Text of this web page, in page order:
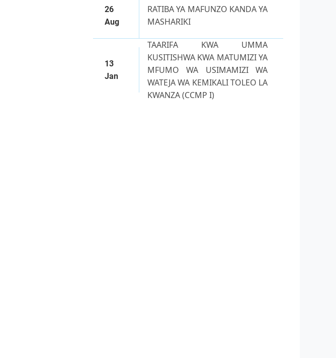
26
Aug
RATIBA YA MAFUNZO KANDA YA
MASHARIKI
13
Jan
TAARIFA KWA UMMA
KUSITISHWA KWA MATUMIZI YA
MFUMO WA USIMAMIZI WA
WATEJA WA KEMIKALI TOLEO LA
KWANZA (CCMP I)